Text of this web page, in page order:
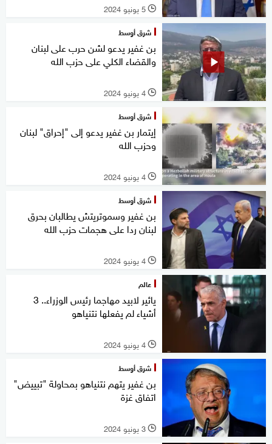
l 5 يونيو 2024
شرق أوسط
بن غفير يدعو لشن حرب على لبنان
والقضاء الكلي على حزب الله
l 4 يونيو 2024
شرق أوسط
إيتمار بن غفير يدعو إلى "إحراق" لبنان
وحزب الله
l 4 يونيو 2024
شرق أوسط
بن غفير وسموتريتش يطالبان بحرق
لبنان ردا على هجمات حزب الله
l 4 يونيو 2024
عالم
يائير لابيد مهاجما رئيس الوزراء.. 3
أشياء لم يفعلها نتنياهو
l 4 يونيو 2024
شرق أوسط
بن غفير يتهم نتنياهو بمحاولة "تبييض"
اتفاق غزة
l 3 يونيو 2024